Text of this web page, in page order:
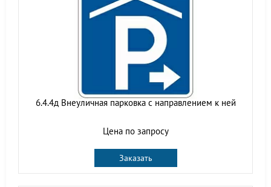
6.4.4д Внеуличная парковка с направлением к ней
Цена по запросу
Заказать